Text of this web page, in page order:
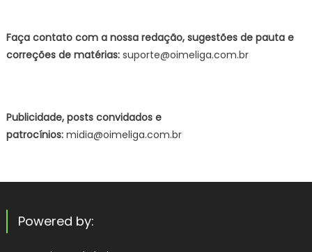
Faça contato com a nossa redação, sugestões de pauta e
correções de matérias:suporte@oimeliga.com.br
Publicidade, posts convidados e
patrocínios:midia@oimeliga.com.br
Powered by: